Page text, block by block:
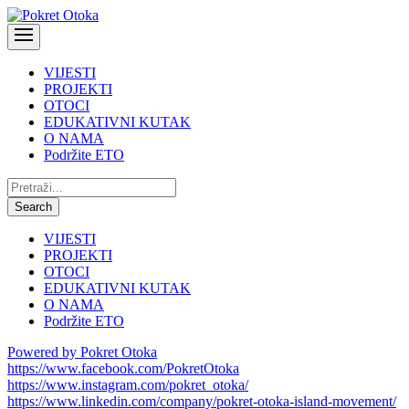
VIJESTI
PROJEKTI
OTOCI
EDUKATIVNI KUTAK
O NAMA
Podržite ETO
Pretraži:
Search
VIJESTI
PROJEKTI
OTOCI
EDUKATIVNI KUTAK
O NAMA
Podržite ETO
Powered by Pokret Otoka
https://www.facebook.com/PokretOtoka
https://www.instagram.com/pokret_otoka/
https://www.linkedin.com/company/pokret-otoka-island-movement/